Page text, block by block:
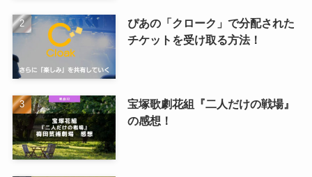
ぴあの「クローク」で分配された
チケットを受け取る方法！
宝塚歌劇花組『二人だけの戦場』
の感想！